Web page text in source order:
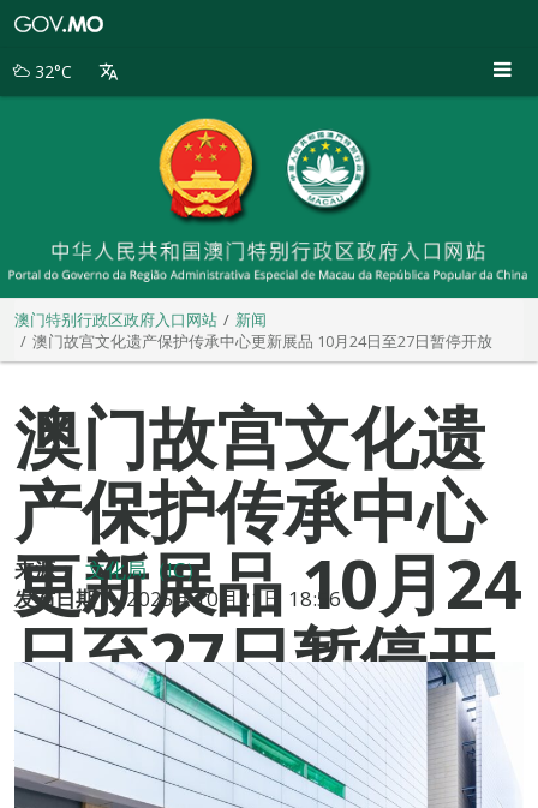
别
32°C
澳门特别行政区政府入口网站
新闻
澳门故宫文化遗产保护传承中心更新展品 10月24日至27日暂停开放
澳门故宫文化遗
产保护传承中心
更新展品 10月24
日至27日暂停开
放
来源： 文化局（IC）
发布日期： 2025年10月21日 18:56